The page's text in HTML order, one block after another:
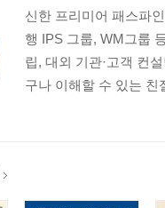
신한 프리미어 패스파
행 IPS 그룹, WM그룹
립, 대외 기관·고객 컨
구나 이해할 수 있는 친